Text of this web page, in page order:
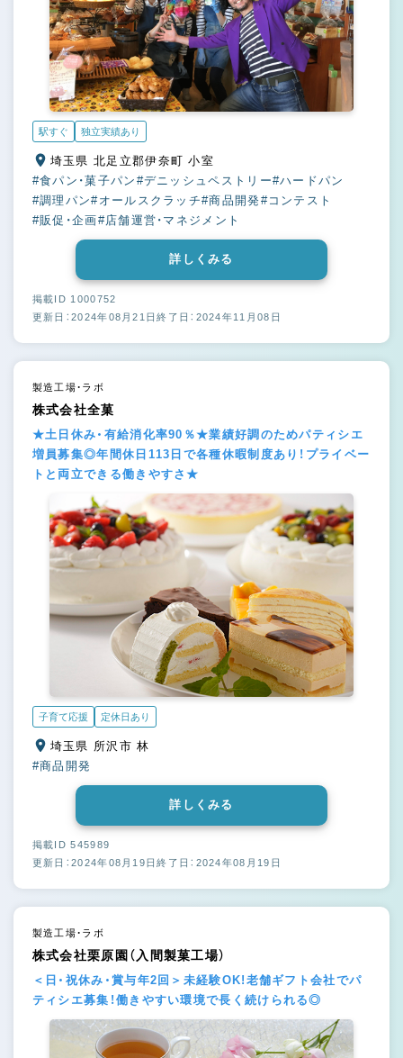
駅すぐ 独立実績あり
埼玉県 北足立郡伊奈町 小室
#食パン・菓子パン #デニッシュペストリー#ハードパン
#調理パン#オールスクラッチ#商品開発#コンテスト
#販促・企画#店舗運営・マネジメント
詳しくみる
掲載ID 1000752
更新日：2024年08月21日終了日：2024年11月08日
製造工場・ラボ
株式会社全菓
★土日休み・有給消化率90％★業績好調のためパティシエ
増員募集◎年間休日113日で各種休暇制度あり！プライベー
トと両立できる働きやすさ★
子育て応援 定休日あり
埼玉県 所沢市 林
#商品開発
詳しくみる
掲載ID 545989
更新日：2024年08月19日終了日：2024年08月19日
製造工場・ラボ
株式会社栗原園（入間製菓工場）
＜日・祝休み・賞与年2回＞未経験OK!老舗ギフト会社でパ
ティシエ募集！働きやすい環境で長く続けられる◎